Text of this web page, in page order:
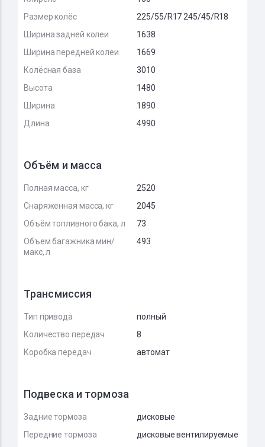
Размер колёс
225/55/R17 245/45/R18
Ширина задней колеи
1638
Ширина передней колеи
1669
Колёсная база
3010
Высота
1480
Ширина
1890
Длина
4990
Объём и масса
Полная масса, кг
2520
Снаряженная масса, кг
2045
Объём топливного бака, л
73
Объем багажника мин/
макс, л
493
Трансмиссия
Тип привода
полный
Количество передач
8
Коробка передач
автомат
Подвеска и тормоза
Задние тормоза
дисковые
Передние тормоза
дисковые вентилируемые